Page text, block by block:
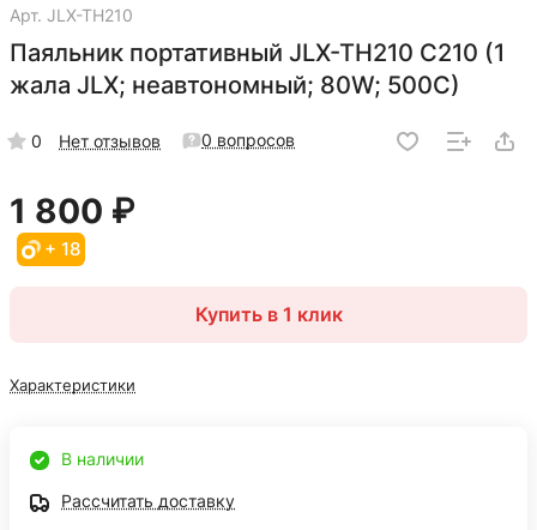
Арт. JLX-TH210
Паяльник портативный JLX-TH210 С210 (1
жала JLX; неавтономный; 80W; 500С)
0 Нет отзывов 0 вопросов
1 800 ₽
+ 18
Купить в 1 клик
Характеристики
В наличии
Рассчитать доставку